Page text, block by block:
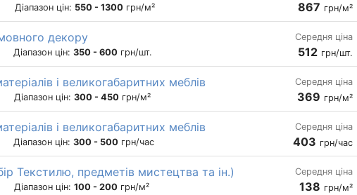
Діапазон цін: 550 - 1300 грн/м² 867 грн/м²
декору
Діапазон цін: 350 - 600 грн/шт.
Середня ціна
512 грн/шт.
і великогабаритних меблів
Діапазон цін: 300 - 450 грн/м²
Середня ціна
369 грн/м²
і великогабаритних меблів
Діапазон цін: 300 - 500 грн/час
Середня ціна
403 грн/час
Текстилю, предметів мистецтва та ін.)
Діапазон цін: 100 - 200 грн/м²
Середня ціна
138 грн/м²